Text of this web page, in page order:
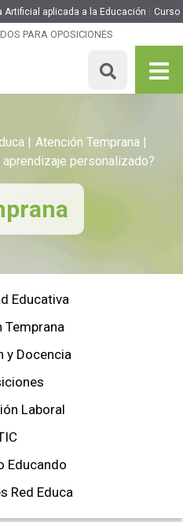
Artificial aplicada a la Educación Curso
PARA OPOSICIONES
Atención Temprana
personalizado?
Educativa
Temprana
y Docencia
Laboral
Educando
Red Educa